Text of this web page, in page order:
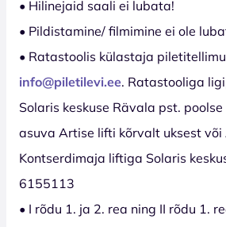
• Hilinejaid saali ei lubata!
• Pildistamine/ filmimine ei ole
• Ratastoolis külastaja
info@piletilevi.ee. Ratastooliga
Solaris keskuse Rävala pst.
asuva Artise lifti kõrvalt uksest või
Kontserdimaja liftiga Solaris
6155113
• I rõdu 1. ja 2. rea ning II rõdu 1.